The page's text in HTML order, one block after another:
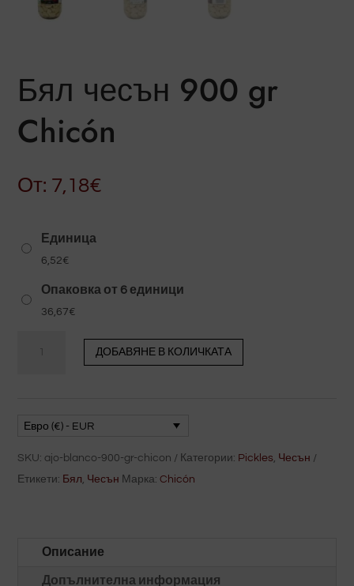
Бял чесън 900 gr
Chicón
От: 7,18€
Единица
6,52€
Опаковка от 6 единици
36,67€
Chicón
ДОБАВЯНЕ В КОЛИЧКАТА
Евро (€) - EUR
SKU: ajo-blanco-900-gr-chicon Категории: Pickles, Чесън
Етикети: Бял, Чесън Марка:Chicón
Описание
Допълнителна информация